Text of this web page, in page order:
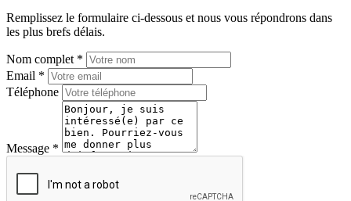
Remplissez le formulaire ci-dessous et nous vous répondrons dans
les plus brefs délais.
Nom complet *
Email *
Téléphone
Message *